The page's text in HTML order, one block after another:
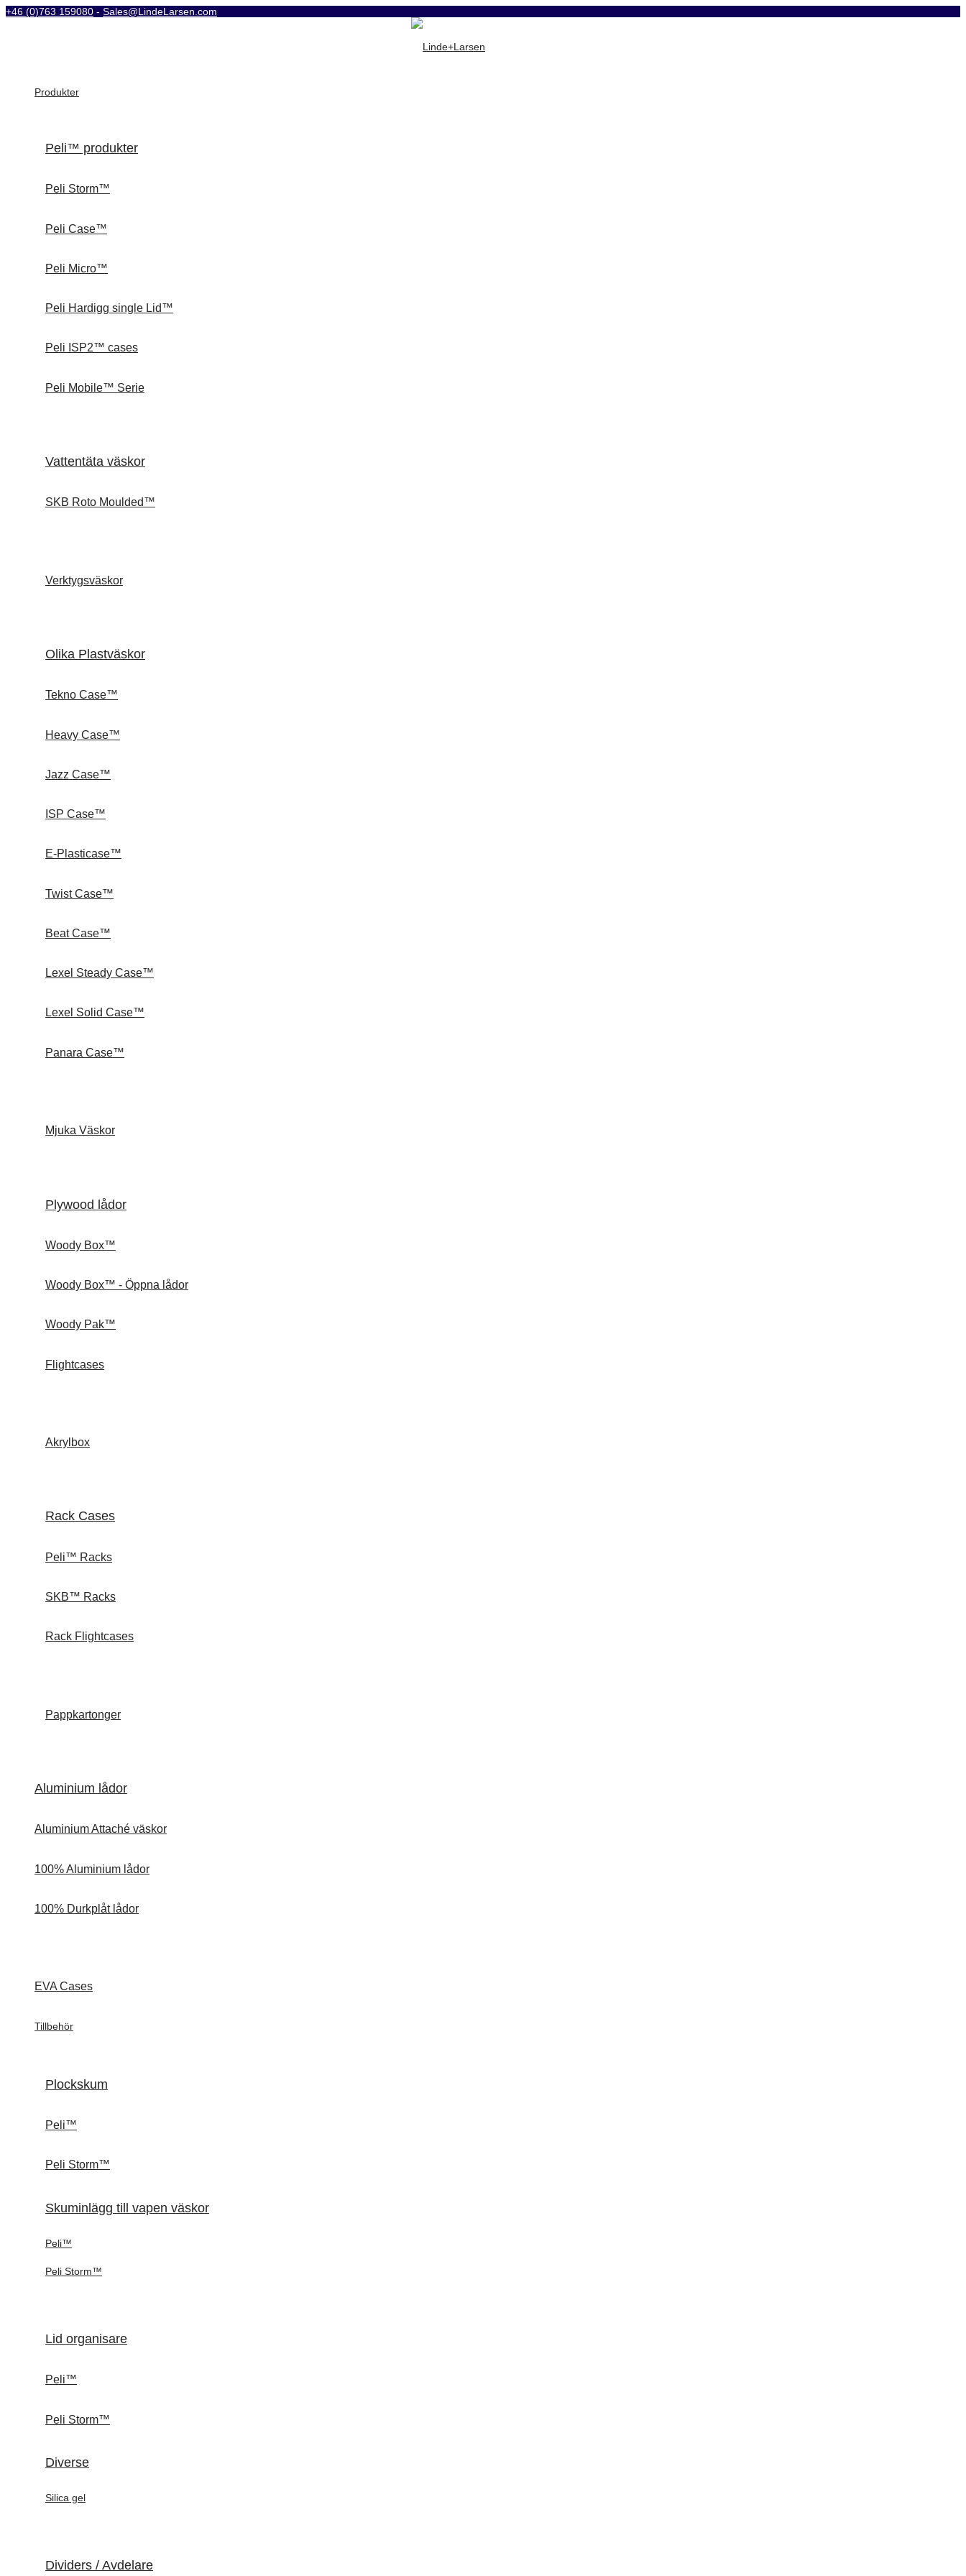
+46 (0)763 159080 - Sales@LindeLarsen.com
Produkter
Peli™ produkter
Peli Storm™
Peli Case™
Peli Micro™
Peli Hardigg single Lid™
Peli ISP2™ cases
Peli Mobile™ Serie
Vattentäta väskor
SKB Roto Moulded™
Verktygsväskor
Olika Plastväskor
Tekno Case™
Heavy Case™
Jazz Case™
ISP Case™
E-Plasticase™
Twist Case™
Beat Case™
Lexel Steady Case™
Lexel Solid Case™
Panara Case™
Mjuka Väskor
Plywood lådor
Woody Box™
Woody Box™ - Öppna lådor
Woody Pak™
Flightcases
Akrylbox
Rack Cases
Peli™ Racks
SKB™ Racks
Rack Flightcases
Pappkartonger
Aluminium lådor
Aluminium Attaché väskor
100% Aluminium lådor
100% Durkplåt lådor
EVA Cases
Tillbehör
Plockskum
Peli™
Peli Storm™
Skuminlägg till vapen väskor
Peli™
Peli Storm™
Lid organisare
Peli™
Peli Storm™
Diverse
Silica gel
Dividers / Avdelare